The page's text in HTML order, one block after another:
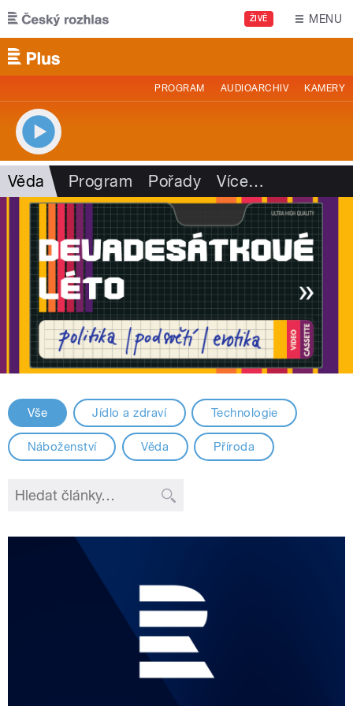
Přejít k hlavnímu obsahu
ŽIVĚ MENU
PROGRAM AUDIOARCHIV KAMERY
Věda Program Pořady Více…
Vše Jídlo a zdraví Technologie
Náboženství Věda Příroda